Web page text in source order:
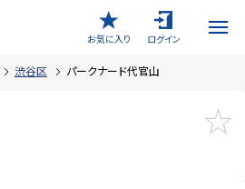
お気に入り
ログイン
渋谷区 パークナード代官山